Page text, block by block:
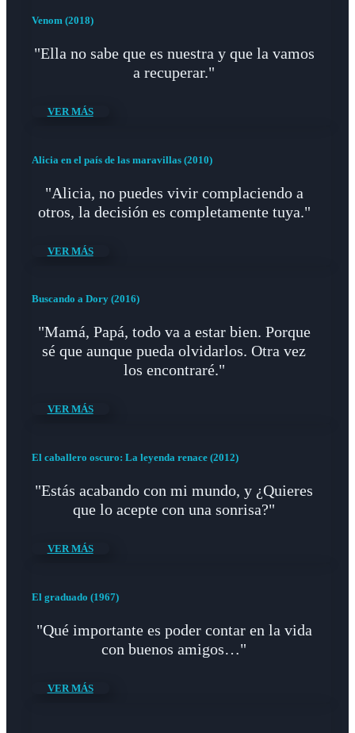
Venom (2018)
"Ella no sabe que es nuestra y que la vamos
a recuperar."
VER MÁS
Alicia en el país de las maravillas (2010)
"Alicia, no puedes vivir complaciendo a
otros, la decisión es completamente tuya."
VER MÁS
Buscando a Dory (2016)
"Mamá, Papá, todo va a estar bien. Porque
sé que aunque pueda olvidarlos. Otra vez
los encontraré."
VER MÁS
El caballero oscuro: La leyenda renace (2012)
"Estás acabando con mi mundo, y ¿Quieres
que lo acepte con una sonrisa?"
VER MÁS
El graduado (1967)
"Qué importante es poder contar en la vida
con buenos amigos…"
VER MÁS